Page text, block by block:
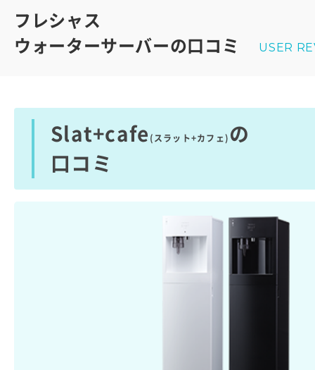
フレシャス
ウォーターサーバーの口コミ
USER
Slat+cafe (スラット+カフェ) の
口コミ